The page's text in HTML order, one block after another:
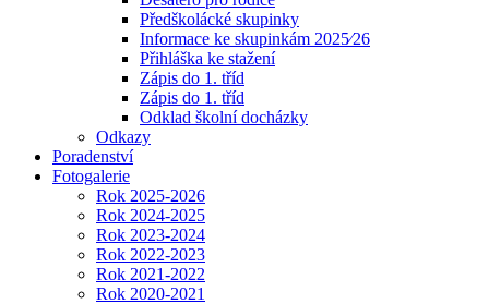
Předškolácké skupinky
Informace ke skupinkám 2025⁄26
Přihláška ke stažení
Zápis do 1. tříd
Zápis do 1. tříd
Odklad školní docházky
Odkazy
Poradenství
Fotogalerie
Rok 2025-2026
Rok 2024-2025
Rok 2023-2024
Rok 2022-2023
Rok 2021-2022
Rok 2020-2021